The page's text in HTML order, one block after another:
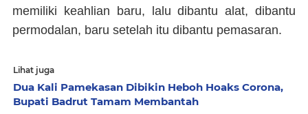
memiliki keahlian baru, lalu dibantu alat, dibantu
permodalan, baru setelah itu dibantu pemasaran.
Lihat juga
Dua Kali Pamekasan Dibikin Heboh Hoaks Corona,
Bupati Badrut Tamam Membantah